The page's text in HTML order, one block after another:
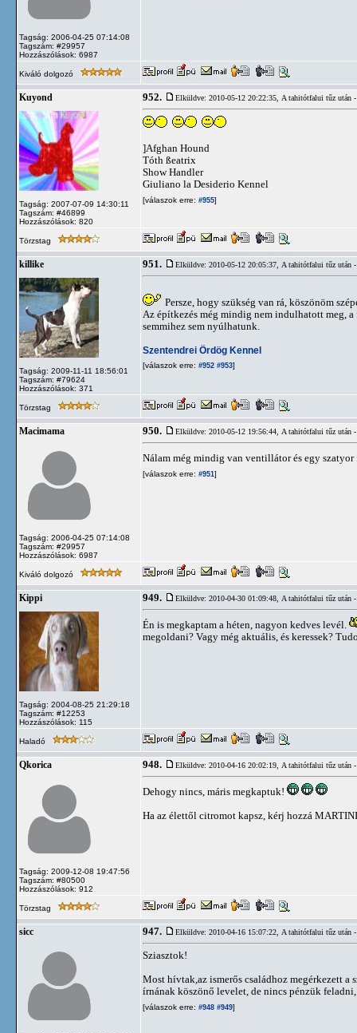
Tagság: 2006-04-25 07:14:08
Tagszám: #29957
Hozzászólások: 6987
Kiváló dolgozó
Kuyond
Tagság: 2007-07-09 14:30:11
Tagszám: #46899
Hozzászólások: 820
952. Elküldve: 2010-05-12 20:22:35, A tahitótfalui tűz után
]Afghan Hound
Tóth ßeatrix
Show Handler
Giuliano la Desiderio Kennel
[válaszok erre: #955]
Törzstag
killike
Tagság: 2009-11-11 18:56:01
Tagszám: #79624
Hozzászólások: 371
951. Elküldve: 2010-05-12 20:05:37, A tahitótfalui tűz után
Persze, hogy szükség van rá, köszönöm
Az építkezés még mindig nem indulhatott meg,
semmihez sem nyúlhatunk.
Szentendrei Ördög Kennel
[válaszok erre: #952 #953]
Törzstag
Macimama
Tagság: 2006-04-25 07:14:08
Tagszám: #29957
Hozzászólások: 6987
950. Elküldve: 2010-05-12 19:56:44, A tahitótfalui tűz után
Nálam még mindig van ventillátor és egy
[válaszok erre: #951]
Kiváló dolgozó
Kippi
Tagság: 2004-08-25 21:29:18
Tagszám: #12253
Hozzászólások: 115
949. Elküldve: 2010-04-30 01:09:48, A tahitótfalui tűz után
Én is megkaptam a héten, nagyon kedves levél.
megoldani? Vagy még aktuális, és keressek?
Haladó
Qkorica
Tagság: 2009-12-08 19:47:56
Tagszám: #80500
Hozzászólások: 912
948. Elküldve: 2010-04-16 20:02:19, A tahitótfalui tűz után
Dehogy nincs, máris megkaptuk!
Ha az élettől citromot kapsz, kérj hozzá
Törzstag
sicc 947. Elküldve: 2010-04-16 15:07:22, A tahitótfalui tűz után
Sziasztok!
Most hívtak,az ismerős családhoz megérkezett
írnának köszönő levelet, de nincs pénzük
[válaszok erre: #948 #949]